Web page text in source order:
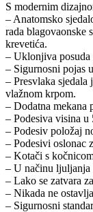
S modernim
– Anatomsko
rada blagovaonske
krevetića.
– Uklonjiva posuda
– Sigurnosni pojas
– Presvlaka sjedala
vlažnom krpom.
– Dodatna mekana
– Podesiva visina u
– Podesiv položaj
– Podesivi oslonac
– Kotači s
– U načinu
– Lako se zatvara
– Nikada ne
– Sigurnosni